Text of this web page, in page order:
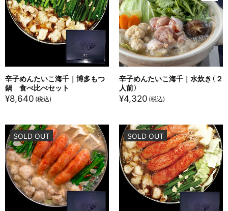
辛子めんたいこ海千｜博多もつ
鍋 食べ比べセット
¥8,640
辛子めんたいこ海千｜水炊き（２
人前）
¥4,320
SOLD OUT SOLD OUT